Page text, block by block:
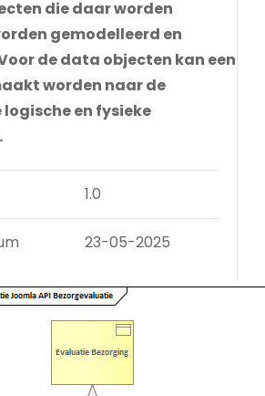
die daar worden
gemodelleerd en
de data objecten kan een
worden naar de
en fysieke
1.0
23-05-2025